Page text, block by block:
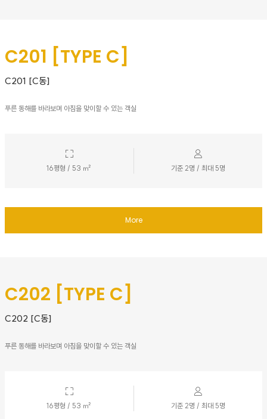
C201 [TYPE C]
C201 [C동]
푸른 동해를 바라보며 아침을 맞이할 수 있는 객실
16평형 / 53 ㎡ 기준 2명 / 최대 5명
More
C202 [TYPE C]
C202 [C동]
푸른 동해를 바라보며 아침을 맞이할 수 있는 객실
16평형 / 53 ㎡ 기준 2명 / 최대 5명